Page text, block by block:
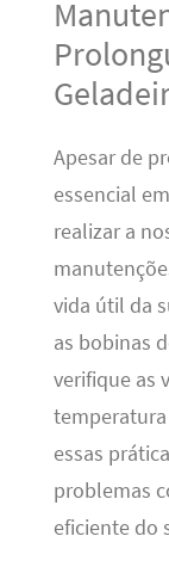
Apesar de
essencial
realizar a
vida útil da
as bobinas
verifique as
essas
problemas
eficiente do